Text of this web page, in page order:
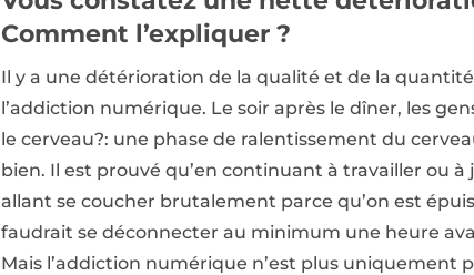
Comment l’expliquer ?
Il y a une détérioration de la qualité et de la
l’addiction numérique. Le soir après le dîner, les
le cerveau?: une phase de ralentissement du
bien. Il est prouvé qu’en continuant à travailler ou
allant se coucher brutalement parce qu’on est
faudrait se déconnecter au minimum une heure
Mais l’addiction numérique n’est plus uniquement